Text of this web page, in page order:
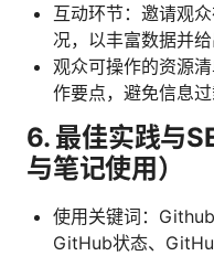
互动环节：邀请观
况，以丰富数据并给
观众可操作的资源
作要点，避免信息过
6. 最佳实践与
与笔记使用）
使用关键词：
GitHub状态、